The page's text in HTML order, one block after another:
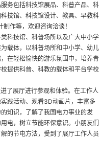
务包括科技馆展品、科普产品、科
技馆、科技馆设计、教具、早教科
作等，欢迎咨询洽谈！
科技馆、科普场所以及广大中小学
载体，以科普场所和中小学、幼儿
在轻松愉快的游乐氛围中，培养青
提供科普、科教的载体和平台学校
了展厅进行参观和体验。在工作人
践活动、观看3D动画片，丰富多
知识，了解了我国电力事业的发
电，树立节能环保意识。小朋友们
的节电方法，受到了展厅工作人员